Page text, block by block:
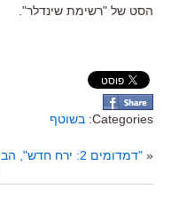
הסט של "רשימת שינדלר".
Categories: בשוטף
« "דמדומים 2: ירח חדש", הביקורת